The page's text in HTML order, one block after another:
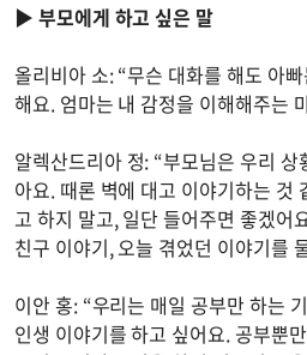
▶ 부모에게 하고 싶은 말
올리비아 소: “무슨 대화를 해도 아
해요. 엄마는 내 감정을 이해해주는
알렉산드리아 정: “부모님은 우리
아요. 때론 벽에 대고 이야기하는 것
고 하지 말고, 일단 들어주면 좋겠어
친구 이야기, 오늘 겪었던 이야기를
이안 홍: “우리는 매일 공부만 하는
인생 이야기를 하고 싶어요. 공부뿐